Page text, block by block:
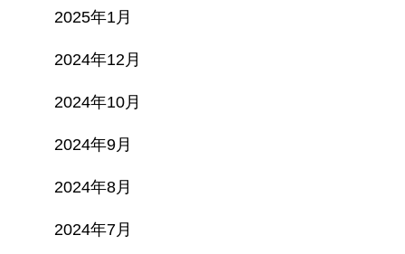
2025年1月
2024年12月
2024年10月
2024年9月
2024年8月
2024年7月